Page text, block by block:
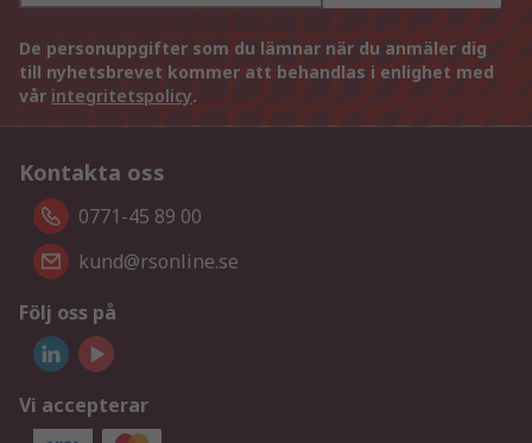
De personuppgifter som du lämnar när du anmäler dig
till nyhetsbrevet kommer att behandlas i enlighet med
vår integritetspolicy.
Kontakta oss
0771-45 89 00
kund@rsonline.se
Följ oss på
Vi accepterar